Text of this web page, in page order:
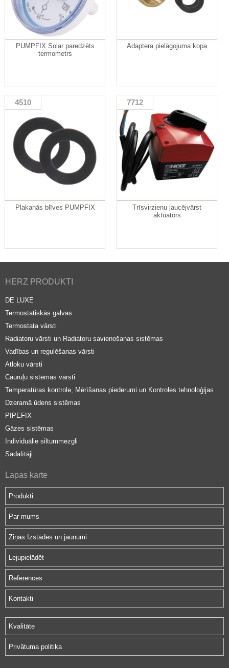
PUMPFIX Solar paredzēts
termometrs
Adaptera pielāgojuma kopa
4510
Plakanās blīves PUMPFIX
7712
Trīsvirzienu jaucējvārst
aktuators
HERZ PRODUKTI
DE LUXE
Termostatiskās galvas
Termostata vārsti
Radiatoru vārsti un Radiatoru savienošanas sistēmas
Vadības un regulēšanas vārsti
Atloku vārsti
Cauruļu sistēmas vārsti
Temperatūras kontrole, Mērīšanas piederumi un Kontroles tehnoloģijas
Dzeramā ūdens sistēmas
PIPEFIX
Gāzes sistēmas
Individuālie siltummezgli
Sadalītāji
Lapas karte
Produkti
Par mums
Ziņas Izstādes un jaunumi
Lejupielādēt
References
Kontakti
Kvalitāte
Privātuma politika